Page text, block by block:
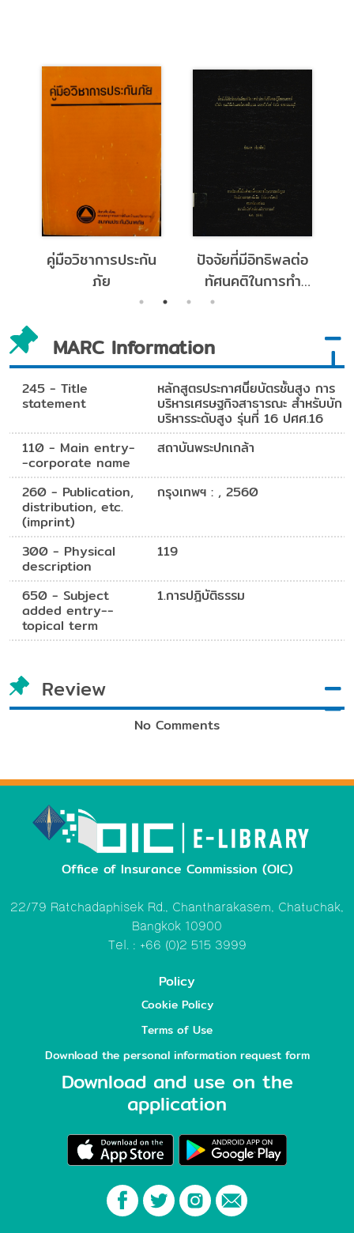
คู่มือวิชาการประกัน
ภัย
ปัจจัยที่มีอิทธิพลต่อ
ทัศนคติในการทำ
ประกันชีวิตของผู้ถือ
อเมริกันอินเตอร์แนช
ชันแนลแอสชัวรันส์
จำกัดสาขานนทบุรี
MARC Information
245 - Title
statement
หลักสูตรประกาศนิียบัตรชั้นสูง การ
บริหารเศรษฐกิจสาธารณะ สำหรับบัก
บริหารระดับสูง รุ่นที่ 16 ปศศ.16
110 - Main entry-
-corporate name
สถาบันพระปกเกล้า
260 - Publication,
distribution, etc.
(imprint)
กรุงเทพฯ : , 2560
300 - Physical
description
119
650 - Subject
added entry--
topical term
1.การปฎิบัติธรรม
Review
No Comments
Office of Insurance Commission (OIC)
22/79 Ratchadaphisek Rd., Chantharakasem, Chatuchak,
Bangkok 10900
Tel. : +66 (0)2 515 3999
Policy
Cookie Policy
Terms of Use
Download the personal information request form
Download and use on the
application